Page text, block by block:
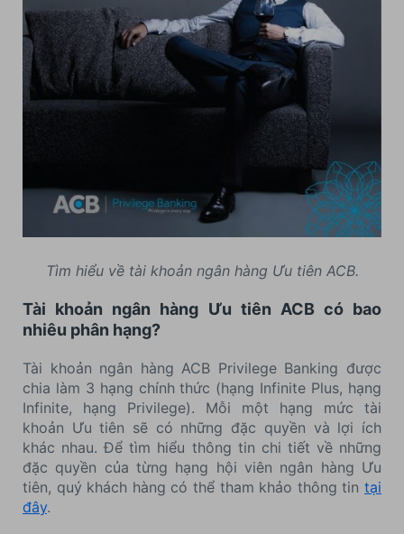
Tìm hiểu về tài khoản ngân hàng Ưu tiên ACB.
Tài khoản ngân hàng Ưu tiên ACB có bao
nhiêu phân hạng?
Tài khoản ngân hàng ACB Privilege Banking được
chia làm 3 hạng chính thức (hạng Infinite Plus, hạng
Infinite, hạng Privilege). Mỗi một hạng mức tài
khoản Ưu tiên sẽ có những đặc quyền và lợi ích
khác nhau. Để tìm hiểu thông tin chi tiết về những
đặc quyền của từng hạng hội viên ngân hàng Ưu
tiên, quý khách hàng có thể tham khảo thông tin tại
đây.